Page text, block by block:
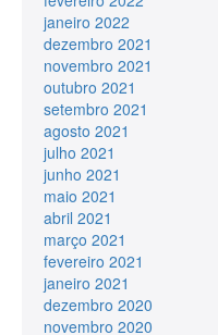
janeiro 2022
dezembro 2021
novembro 2021
outubro 2021
setembro 2021
agosto 2021
julho 2021
junho 2021
maio 2021
abril 2021
março 2021
fevereiro 2021
janeiro 2021
dezembro 2020
novembro 2020